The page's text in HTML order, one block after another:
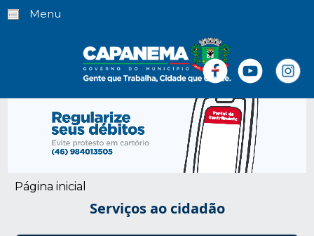
Menu
Página inicial
Serviços ao cidadão